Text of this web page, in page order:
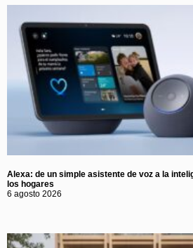
Alexa: de un simple asistente de voz a la
los hogares
6 agosto 2026